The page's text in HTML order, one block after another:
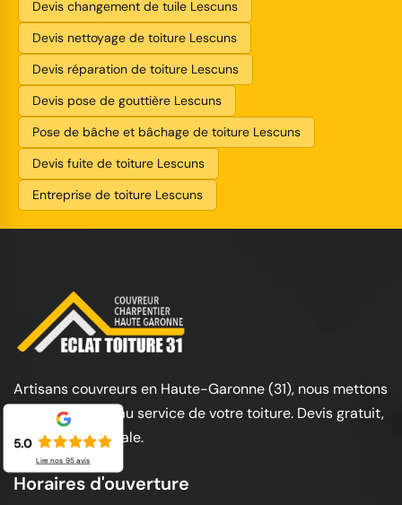
Devis changement de tuile Lescuns
Devis nettoyage de toiture Lescuns
Devis réparation de toiture Lescuns
Devis pose de gouttière Lescuns
Pose de bâche et bâchage de toiture Lescuns
Devis fuite de toiture Lescuns
Entreprise de toiture Lescuns
Artisans couvreurs en Haute-Garonne (31), nous mettons
notre expertise au service de votre toiture. Devis gratuit,
garantie décennale.
Horaires d'ouverture
5.0
Lire nos 95avis